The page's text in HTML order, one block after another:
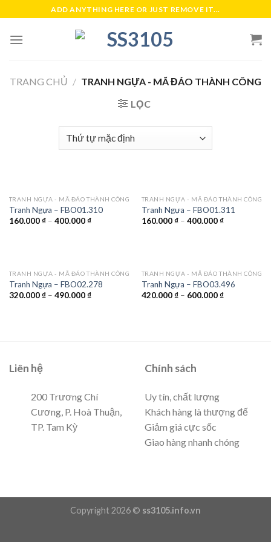
to
content
ADD ANYTHING HERE OR JUST REMOVE IT...
TRANG CHỦ / TRANH NGỰA - MÃ ĐÁO THÀNH CÔNG
LỌC
TRANH NGỰA - MÃ ĐÁO THÀNH CÔNG
Tranh Ngựa – FBO01.310
160.000₫– 400.000₫
TRANH NGỰA - MÃ ĐÁO THÀNH CÔNG
Tranh Ngựa – FBO01.311
160.000₫– 400.000₫
TRANH NGỰA - MÃ ĐÁO THÀNH CÔNG
Tranh Ngựa – FBO02.278
320.000₫– 490.000₫
TRANH NGỰA - MÃ ĐÁO THÀNH CÔNG
Tranh Ngựa – FBO03.496
420.000₫– 600.000₫
Liên hệ
200 Trương Chí
Cương, P. Hoà Thuận,
TP. Tam Kỳ
Chính sách
Uy tín, chất lượng
Khách hàng là thượng đế
Giảm giá cực sốc
Giao hàng nhanh chóng
Copyright 2026 © ss3105.info.vn